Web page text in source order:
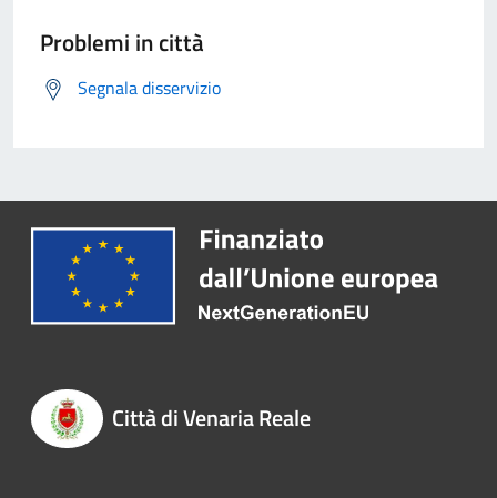
Problemi in città
Segnala disservizio
Città di Venaria Reale